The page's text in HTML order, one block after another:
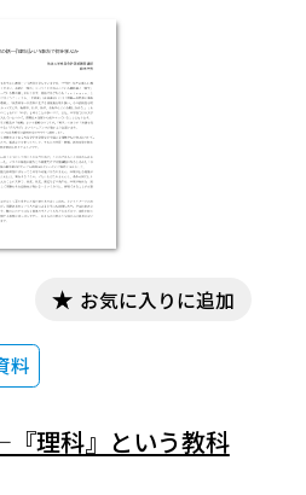
料
お気に入りに追加
理科』という教科